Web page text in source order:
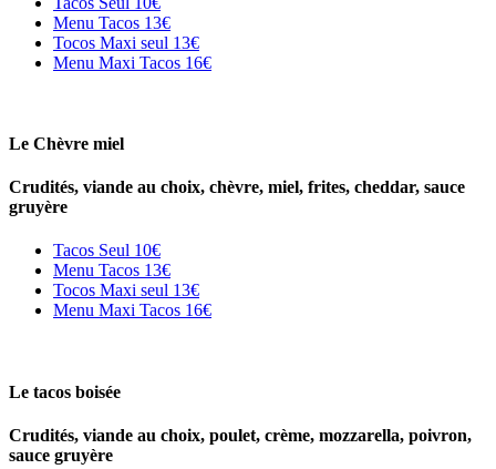
Menu Tacos 13€
Tocos Maxi seul 13€
Menu Maxi Tacos 16€
Le Chèvre miel
Crudités, viande au choix, chèvre, miel, frites, cheddar, sauce
gruyère
Tacos Seul 10€
Menu Tacos 13€
Tocos Maxi seul 13€
Menu Maxi Tacos 16€
Le tacos boisée
Crudités, viande au choix, poulet, crème, mozzarella, poivron,
sauce gruyère